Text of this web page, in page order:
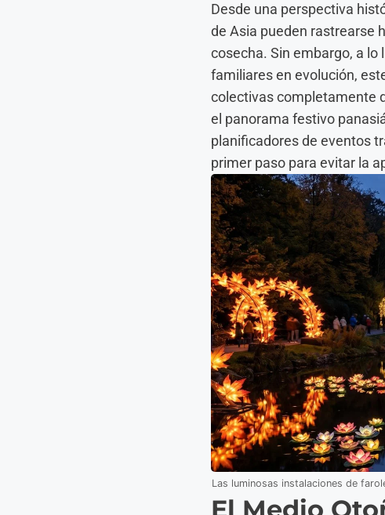
Desde una perspectiva
de Asia pueden rastrearse
cosecha. Sin embargo, a
familiares en evolución,
colectivas completamente
el panorama festivo
planificadores de eventos
primer paso para evitar la
Las luminosas instalaciones de